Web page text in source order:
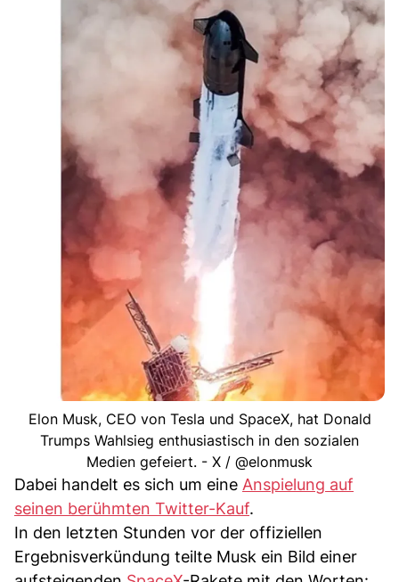
Elon Musk, CEO von Tesla und SpaceX, hat Donald
Trumps Wahlsieg enthusiastisch in den sozialen
Medien gefeiert. - X / @elonmusk
Dabei handelt es sich um eine Anspielung auf
seinen berühmten Twitter-Kauf.
In den letzten Stunden vor der offiziellen
Ergebnisverkündung teilte Musk ein Bild einer